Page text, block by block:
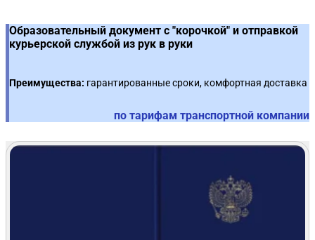
Образовательный документ с "корочкой" и отправкой
курьерской службой из рук в руки
Преимущества: гарантированные сроки, комфортная доставка
по тарифам транспортной компании